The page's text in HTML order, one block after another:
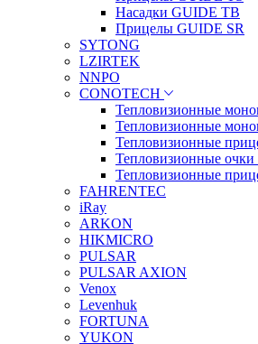
Насадки GUIDE TB
Прицелы GUIDE SR
SYTONG
LZIRTEK
NNPO
CONOTECH
Тепловизионные
Тепловизионные
Тепловизионные
Тепловизионные очки
Тепловизионные
FAHRENTEC
iRay
ARKON
HIKMICRO
PULSAR
PULSAR AXION
Venox
Levenhuk
FORTUNA
YUKON